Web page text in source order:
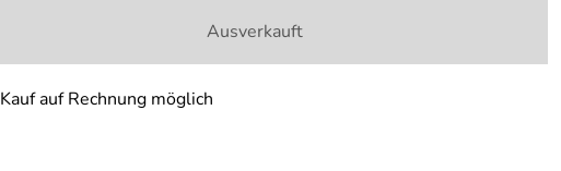
Ausverkauft
Kauf auf Rechnung möglich